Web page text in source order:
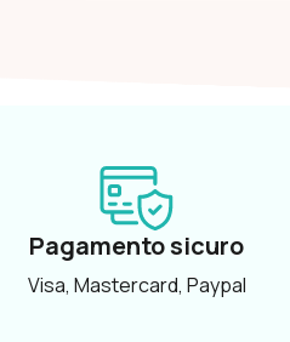
Pagamento sicuro
Visa, Mastercard, Paypal